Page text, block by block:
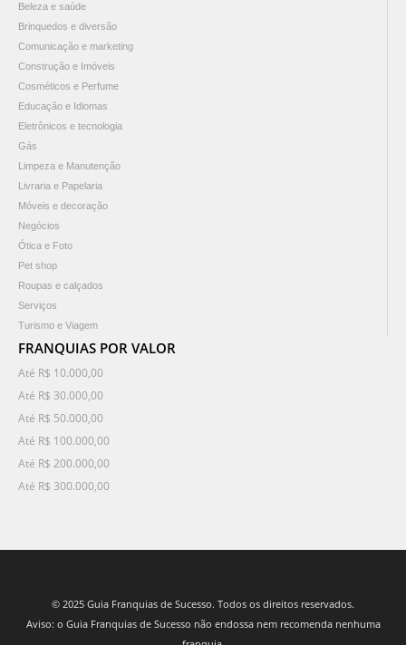
Beleza e saúde
Brinquedos e diversão
Comunicação e marketing
Construção e Imóveis
Cosméticos e Perfume
Educação e Idiomas
Eletrônicos e tecnologia
Gás
Limpeza e Manutenção
Livraria e Papelaria
Móveis e decoração
Negócios
Ótica e Foto
Pet shop
Roupas e calçados
Serviços
Turismo e Viagem
FRANQUIAS POR VALOR
Até R$ 10.000,00
Até R$ 30.000,00
Até R$ 50.000,00
Até R$ 100.000,00
Até R$ 200.000,00
Até R$ 300.000,00
© 2025 Guia Franquias de Sucesso. Todos os direitos reservados.
Aviso: o Guia Franquias de Sucesso não endossa nem recomenda nenhuma